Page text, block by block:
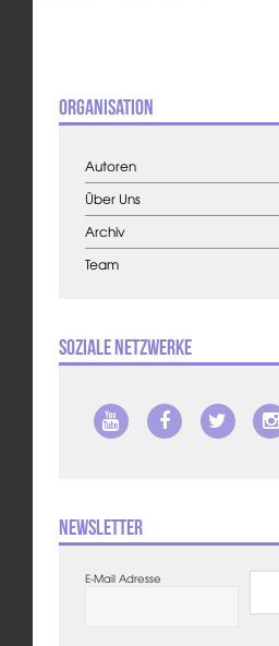
Organisation
Autoren
Über Uns
Archiv
Team
Soziale Netzwerke
Newsletter
E-Mail Adresse